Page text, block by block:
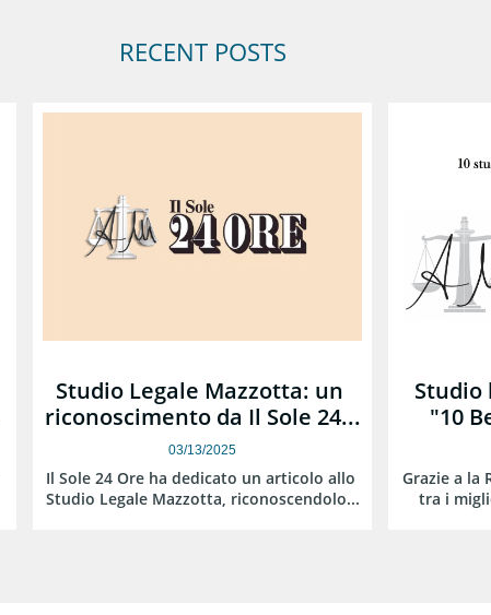
RECENT POSTS
Il Sole 24 Ore ha dedicato un articolo allo
Studio Legale Mazzotta, riconoscendolo...
03/13/2025
Studio Legale Mazzotta: un
riconoscimento da Il Sole 24...
Grazie a la
tra i
Studio
"10